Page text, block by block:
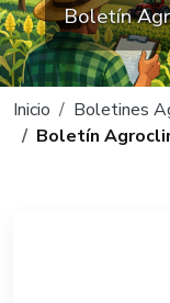
Boletín
Ruta de
Inicio
Boletines
Boletín